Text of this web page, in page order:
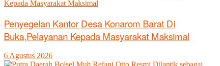
Penyegelan Kantor Desa Konarom Barat Di
Buka,Pelayanan Kepada Masyarakat Maksimal
6 Agustus 2026